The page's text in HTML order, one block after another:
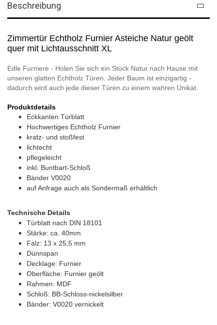
Beschreibung
Zimmertür Echtholz Furnier Asteiche Natur geölt
quer mit Lichtausschnitt XL
Edle Furniere - Holen Sie sich ein Stück Natur nach Hause mit
unseren glatten Echtholz Türen. Jeder Baum ist einzigartig -
dadurch wird auch jede dieser Türen zu einem wahren Unikat.
Produktdetails
Eckkanten Türblatt
Hochwertiges Echtholz Furnier
kratz- und stoßfest
lichtecht
pflegeleicht
inkl. Buntbart-Schloß
Bänder V0020
auf Anfrage auch als Sondermaß erhältlich
Technische Details
Türblatt nach DIN 18101
Stärke: ca. 40mm
Falz: 13 x 25,5 mm
Dünnspan
Decklage: Furnier
Oberfläche: Furnier geölt
Rahmen: MDF
Schloß: BB-Schloss-nickelsilber
Bänder: V0020 vernickelt